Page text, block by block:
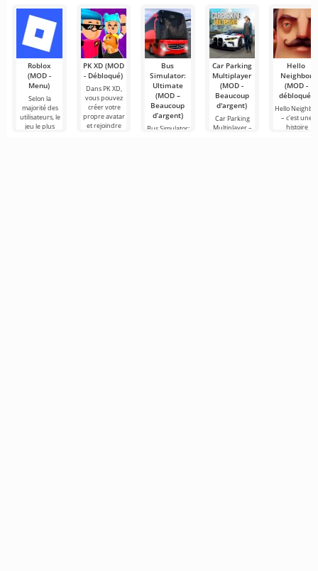
simulateur de
Roblox
(MOD -
Menu)
Selon la
majorité des
utilisateurs, le
jeu le plus
PK XD (MOD
- Débloqué)
Dans PK XD,
vous pouvez
créer votre
propre avatar
et rejoindre
Bus
Simulator:
Ultimate
(MOD –
Beaucoup
d’argent)
Bus Simulator:
Car Parking
Multiplayer
(MOD -
Beaucoup
d'argent)
Car Parking
Multiplayer –
Hello
Neighbor
(MOD -
débloqué)
Hello
– c'est une
histoire